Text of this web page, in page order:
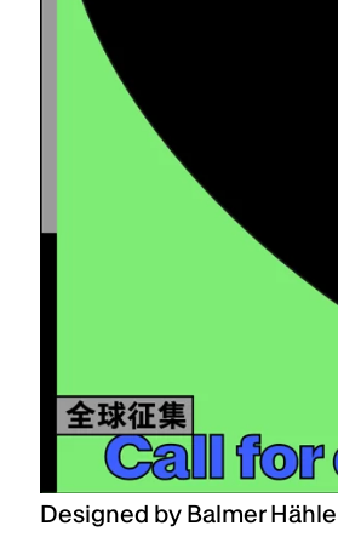
Designed by Balmer